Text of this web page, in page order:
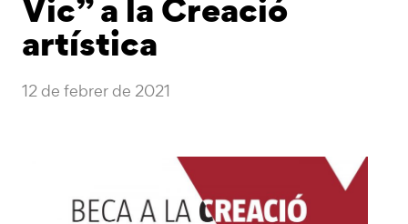
artística
12 de febrer de 2021